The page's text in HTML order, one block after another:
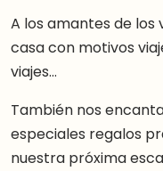
A los amantes de
casa con motivos
viajes…
También nos
especiales regalos
nuestra próxima